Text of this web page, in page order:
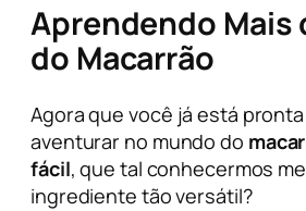
Aprendendo Mais
do Macarrão
Agora que você já está
aventurar no mundo do
fácil, que tal conhecermos
ingrediente tão versátil?